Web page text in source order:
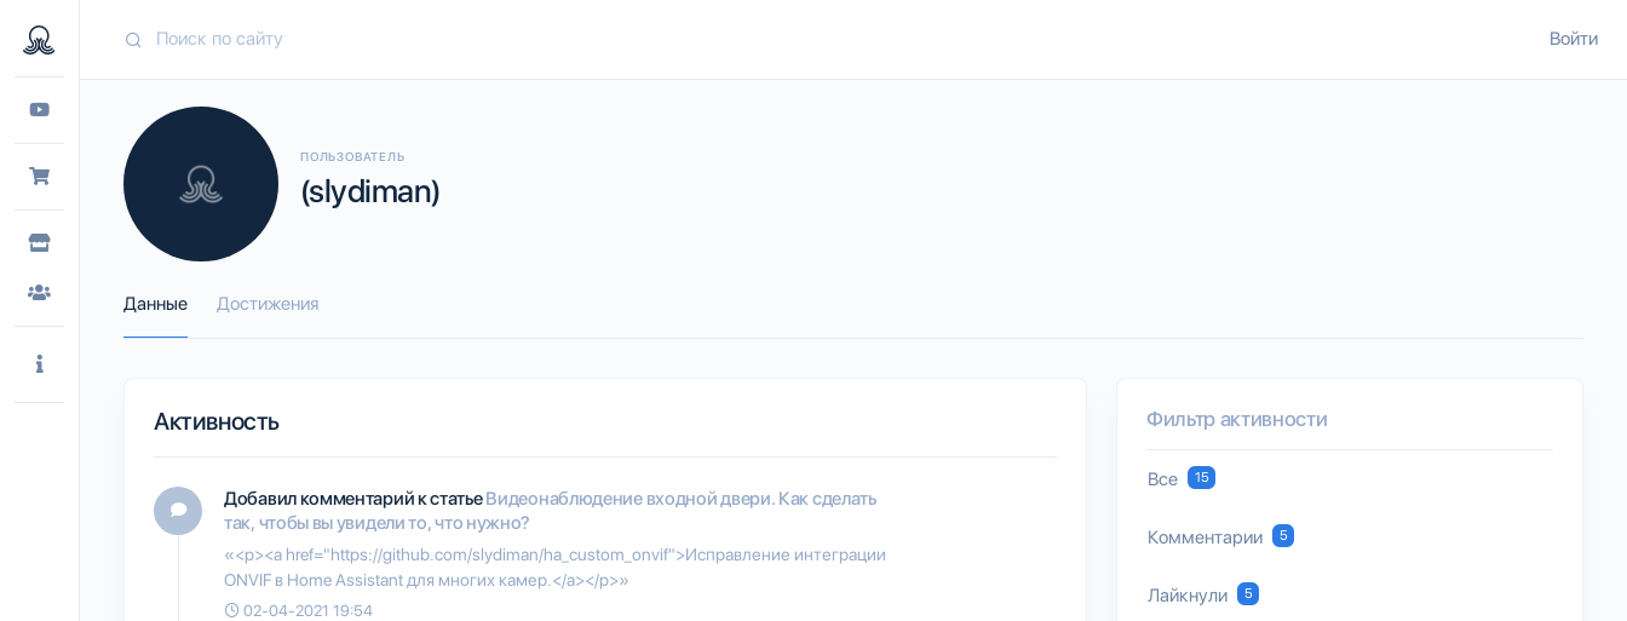
Войти
ПОЛЬЗОВАТЕЛЬ
(slydiman)
Данные Достижения
Активность
Добавил комментарий к статьеВидеонаблюдение входной двери. Как сделать
так, чтобы вы увидели то, что нужно?
«<p><a href="https://github.com/slydiman/ha_custom_onvif">Исправление интеграции
ONVIF в Home Assistant для многих камер.</a></p>»
02-04-2021 19:54
Фильтр активности
Все 15
Комментарии 5
Лайкнули 5